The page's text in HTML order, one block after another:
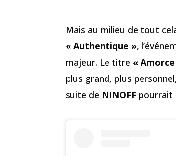
Mais au milieu de tout
« Authentique »,
majeur. Le titre «
plus grand, plus
suite de NINOFF pourrait